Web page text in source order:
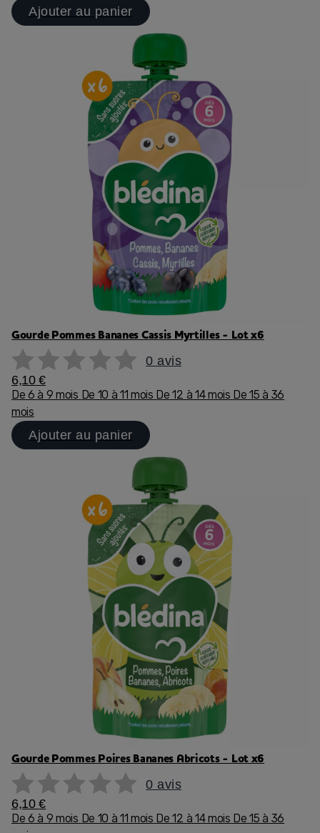
Ajouter au panier
Gourde Pommes Bananes Cassis Myrtilles - Lot x6
0 avis
6,10 €
De 6 à 9 mois De 10 à 11 mois De 12 à 14 mois De 15 à 36
mois
Ajouter au panier
Gourde Pommes Poires Bananes Abricots - Lot x6
0 avis
6,10 €
De 6 à 9 mois De 10 à 11 mois De 12 à 14 mois De 15 à 36